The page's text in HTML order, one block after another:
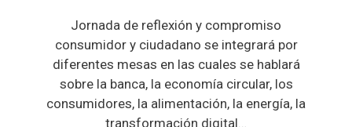
Jornada de reflexión y compromiso
consumidor y ciudadano se integrará por
diferentes mesas en las cuales se hablará
sobre la banca, la economía circular, los
consumidores, la alimentación, la energía, la
transformación digital…